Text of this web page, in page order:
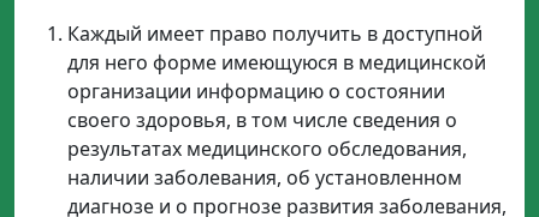
Каждый имеет право получить в доступной
для него форме имеющуюся в медицинской
организации информацию о состоянии
своего здоровья, в том числе сведения о
результатах медицинского обследования,
наличии заболевания, об установленном
диагнозе и о прогнозе развития заболевания,